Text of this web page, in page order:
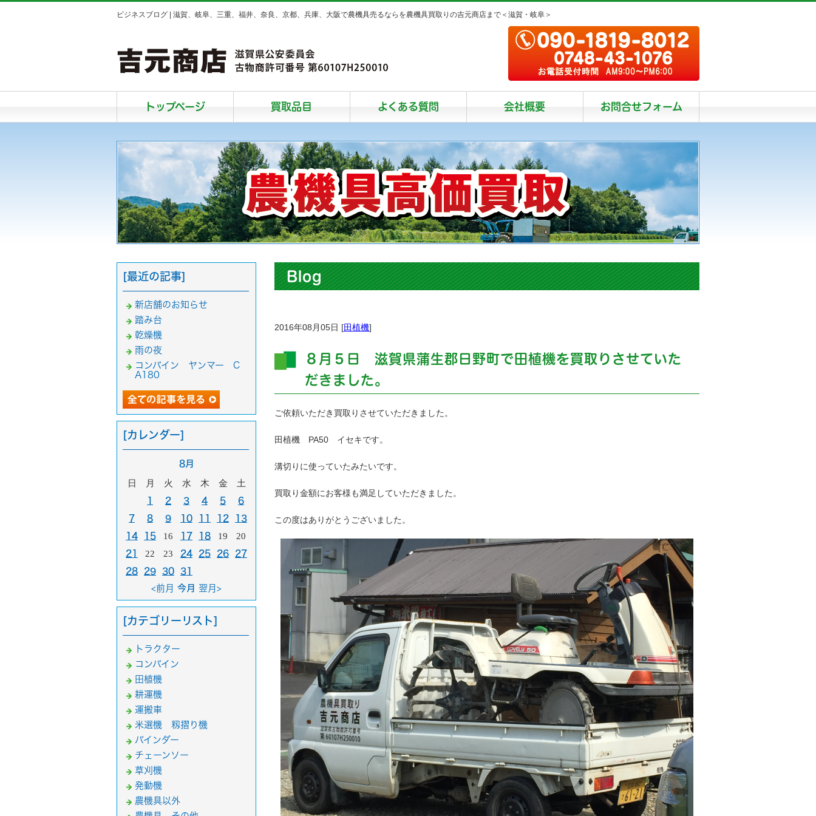
ビジネスブログ | 滋賀、岐阜、三重、福井、奈良、京都、兵庫、大阪で農機具売るならを農機具買取りの吉元商店まで＜滋賀・岐阜＞
トップページ 買取品目 よくある質問 会社概要 お問合せフォーム
Blog
2016年08月05日 [田植機]
８月５日 滋賀県蒲生郡日野町で田植機を買取りさせていた
だきました。
ご依頼いただき買取りさせていただきました。
田植機 PA50 イセキです。
溝切りに使っていたみたいです。
買取り金額にお客様も満足していただきました。
この度はありがとうございました。
[最近の記事]
新店舗のお知らせ
踏み台
乾燥機
雨の夜
コンバイン ヤンマー C
A180
[カレンダー]
8月
日 月 火 水 木 金 土
1 2 3 4 5
6
7
8 9 10 11 12
13
14
15 16 17 18 19 20
21 22 23 24 25 26
27
28
29 30
31
<前月 今月 翌月>
[カテゴリーリスト]
トラクター
コンバイン
田植機
耕運機
運搬車
米選機 籾摺り機
バインダー
チェーンソー
草刈機
発動機
農機具以外